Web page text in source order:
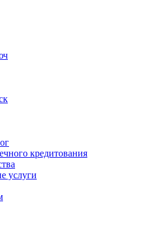
кредитования
услуги